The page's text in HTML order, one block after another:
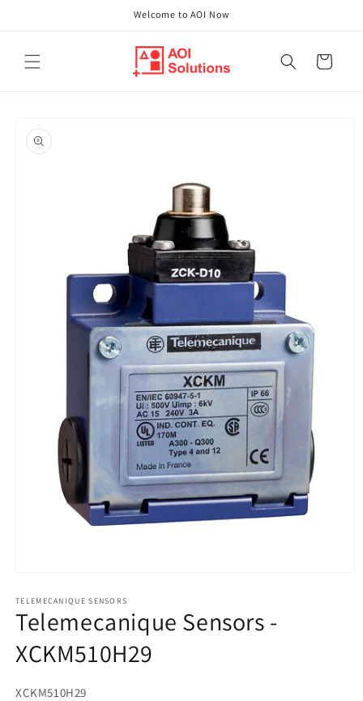
Welcome to AOI Now
Warenkorb
in
Modal
öffnen
TELEMECANIQUE SENSORS
Telemecanique Sensors -
XCKM510H29
SKU:
XCKM510H29